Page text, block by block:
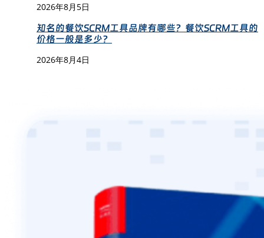
2026年8月5日
知名的餐饮SCRM工具品牌有哪些？餐饮SCRM工具的
价格一般是多少？
2026年8月4日